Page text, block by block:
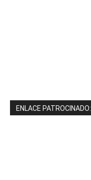
ENLACE PATROCINADO: